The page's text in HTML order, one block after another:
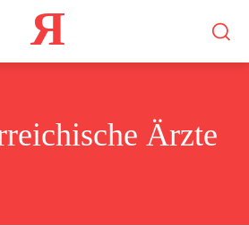
Я
Ärzte